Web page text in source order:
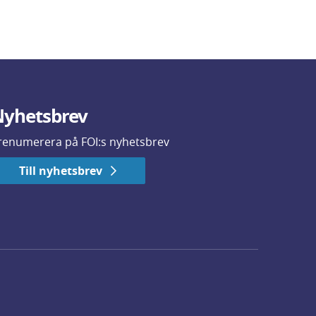
på FOI:s nyhetsbrev
Till nyhetsbrev